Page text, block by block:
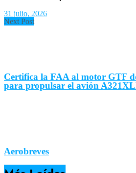
31 julio, 2026
Next Post
Certifica la FAA al motor GTF
para propulsar el avión
Aerobreves